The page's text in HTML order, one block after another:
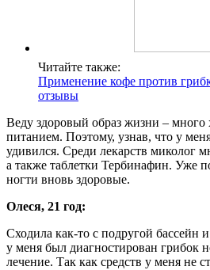
Читайте также:
Применение кофе против
отзывы
Веду здоровый образ жизни –
питанием. Поэтому, узнав, что у
удивился. Среди лекарств миколог
а также таблетки Тербинафин. Уже
ногти вновь здоровые.
Олеся, 21 год:
Сходила как-то с подругой бассейн
у меня был диагностирован грибок
лечение. Так как средств у меня не